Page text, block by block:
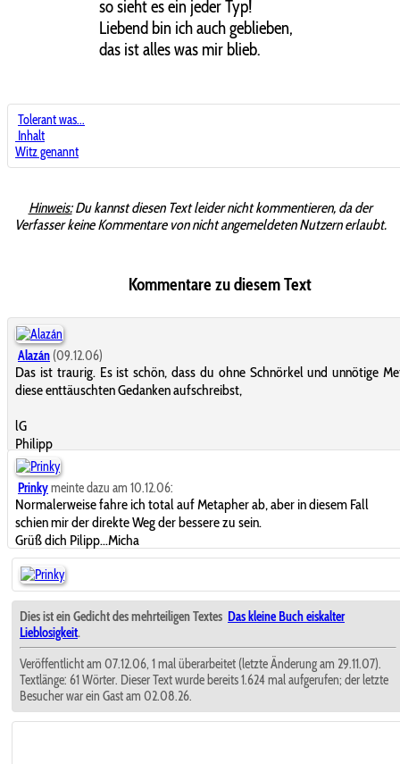
so sieht es ein jeder Typ!
Liebend bin ich auch geblieben,
das ist alles was mir blieb.
Tolerant was...
Inhalt
Witz genannt
Hinweis:Du kannst diesen Text leider nicht kommentieren, da der
Verfasser keine Kommentare von nicht angemeldeten Nutzern erlaubt.
Kommentare zu diesem Text
Alazán (09.12.06)
Das ist traurig. Es ist schön, dass du ohne Schnörkel und unnötige
diese enttäuschten Gedanken aufschreibst,
lG
Philipp
Prinkymeinte dazu am 10.12.06:
Normalerweise fahre ich total auf Metapher ab, aber in diesem Fall
schien mir der direkte Weg der bessere zu sein.
Grüß dich Pilipp...Micha
Dies ist ein Gedicht des mehrteiligen Textes Das kleine Buch eiskalter
Lieblosigkeit.
Veröffentlicht am 07.12.06, 1 mal überarbeitet (letzte Änderung am 29.11.07).
Textlänge: 61 Wörter. Dieser Text wurde bereits 1.624 mal aufgerufen; der letzte
Besucher war ein Gast am 02.08.26.